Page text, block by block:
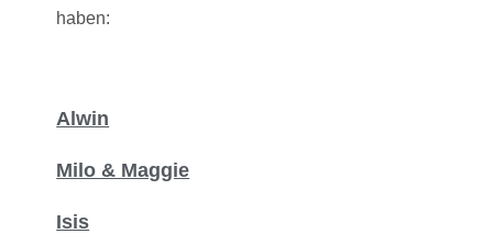
haben:
Alwin
Milo & Maggie
Isis